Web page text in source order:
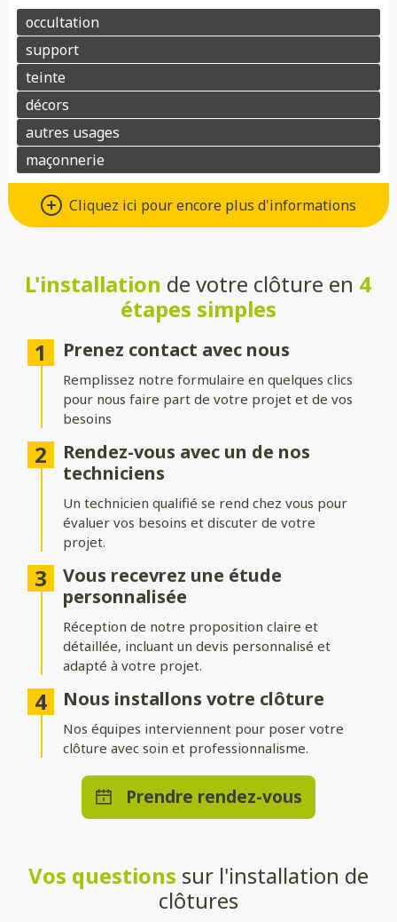
Cliquez ici pour encore plus d'informations
Un grand choix de matériaux de
qualité
: moderne, léger et résistant à la corrosion.
Composite
d’entretien.
: économique, durable et facile à entretenir.
Bois: naturel et chaleureux, idéal pour un extérieur
authentique.
: robuste et contemporain, avec une touche minérale.
: simple, efficace et modulable selon vos besoins.
Différentes options d’occultation
Selon vos envies et vos besoins, nos clôtures peuvent être :
Pleinement occultantes: pour garantir une intimité
maximale.
Ajourées
: pour laisser passer la lumière tout en délimitant
votre espace.
Brise-vue ou brise-vent: pour allier confort et esthétisme.
Une pose adaptée à votre terrain
Que vous souhaitiez une clôture posée directement au sol ou
Un large choix de teintes et de
L'installation de votre clôture en 4
étapes simples
Prenez contact avec nous
Remplissez notre formulaire en quelques clics
pour nous faire part de votre projet et de vos
besoins
Rendez-vous avec un de nos
techniciens
Un technicien qualifié se rend chez vous pour
évaluer vos besoins et discuter de votre
projet.
Vous recevrez une étude
personnalisée
Réception de notre proposition claire et
détaillée, incluant un devis personnalisé et
adapté à votre projet.
Nous installons votre clôture
Nos équipes interviennent pour poser votre
clôture avec soin et professionnalisme.
Prendre rendez-vous
Vos questions sur l'installation de
clôtures